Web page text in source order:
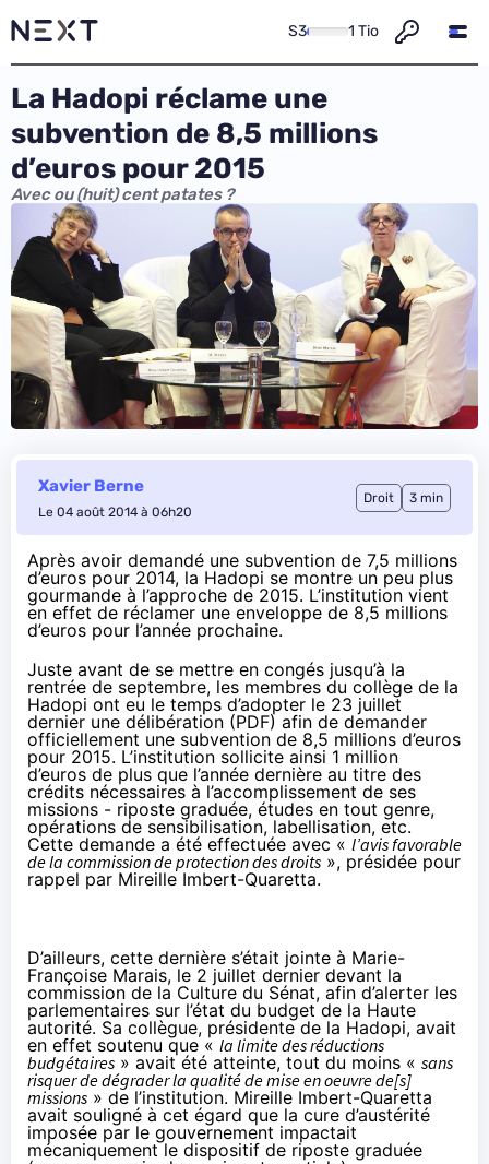
S3 1 Tio
La Hadopi réclame une
subvention de 8,5 millions
d’euros pour 2015
Avec ou (huit) cent patates ?
Xavier Berne
Le 04 août 2014 à 06h20
Droit 3 min
Après avoir demandé une subvention de 7,5 millions
d’euros pour 2014, la Hadopi se montre un peu plus
gourmande à l’approche de 2015. L’institution vient
en effet de réclamer une enveloppe de 8,5 millions
d’euros pour l’année prochaine.
Juste avant de se mettre en congés jusqu’à la
rentrée de septembre, les membres du collège de la
Hadopi ont eu le temps d’adopter le 23 juillet
dernier une délibération (PDF) afin de demander
officiellement une subvention de 8,5 millions d’euros
pour 2015. L’institution sollicite ainsi 1 million
d’euros de plus que l’année dernière au titre des
crédits nécessaires à l’accomplissement de ses
missions - riposte graduée, études en tout genre,
opérations de sensibilisation, labellisation, etc.
Cette demande a été effectuée avec « l’avisfavorable
de la commission de protection des droits », présidée pour
rappel par Mireille Imbert-Quaretta.
D’ailleurs, cette dernière s’était jointe à Marie-
Françoise Marais, le 2 juillet dernier devant la
commission de la Culture du Sénat, afin d’alerter les
parlementaires sur l’état du budget de la Haute
autorité. Sa collègue, présidente de la Hadopi, avait
en effet soutenu que « la limite des réductions
budgétaires » avait été atteinte, tout du moins « sans
risquer de dégrader la qualité de mise en oeuvre de[s]
missions » de l’institution. Mireille Imbert-Quaretta
avait souligné à cet égard que la cure d’austérité
imposée par le gouvernement impactait
mécaniquement le dispositif de riposte graduée